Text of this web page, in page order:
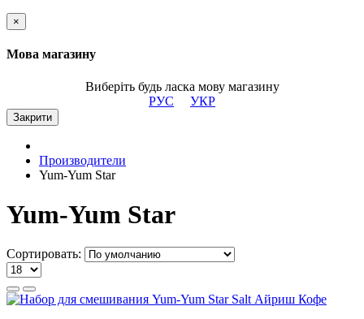
×
Мова магазину
Виберіть будь ласка мову магазину
РУС
УКР
Закрити
Производители
Yum-Yum Star
Yum-Yum Star
Сортировать: